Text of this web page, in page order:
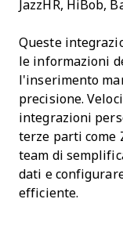
JazzHR, HiBob,
Queste
le informazioni
l'inserimento
precisione.
integrazioni
terze parti come
team di
dati e
efficiente.